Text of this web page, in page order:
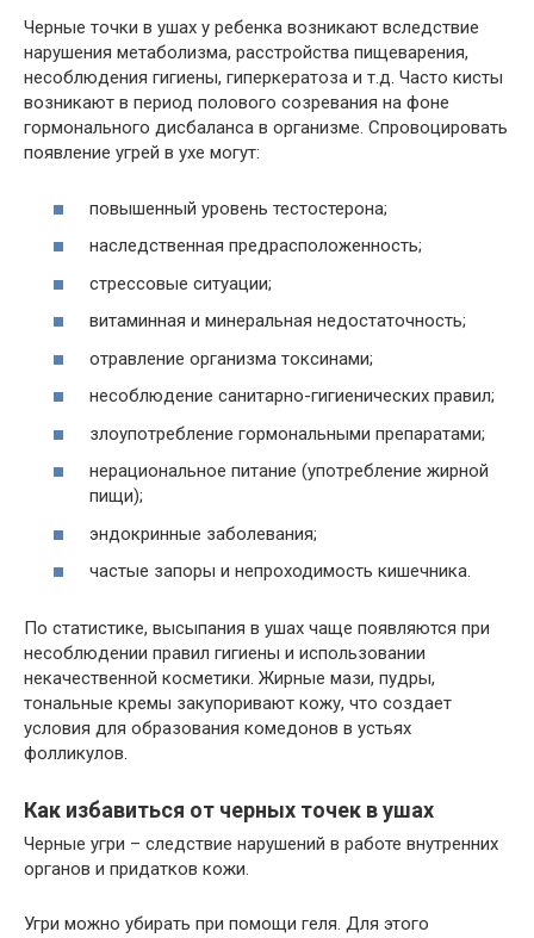
Черные точки в ушах у ребенка возникают вследствие
нарушения метаболизма, расстройства пищеварения,
несоблюдения гигиены, гиперкератоза и т.д. Часто кисты
возникают в период полового созревания на фоне
гормонального дисбаланса в организме. Спровоцировать
появление угрей в ухе могут:
повышенный уровень тестостерона;
наследственная предрасположенность;
стрессовые ситуации;
витаминная и минеральная недостаточность;
отравление организма токсинами;
несоблюдение санитарно-гигиенических правил;
злоупотребление гормональными препаратами;
нерациональное питание (употребление жирной
пищи);
эндокринные заболевания;
частые запоры и непроходимость кишечника.
По статистике, высыпания в ушах чаще появляются при
несоблюдении правил гигиены и использовании
некачественной косметики. Жирные мази, пудры,
тональные кремы закупоривают кожу, что создает
условия для образования комедонов в устьях
фолликулов.
Как избавиться от черных точек в ушах
Черные угри – следствие нарушений в работе внутренних
органов и придатков кожи.
Угри можно убирать при помощи геля. Для этого